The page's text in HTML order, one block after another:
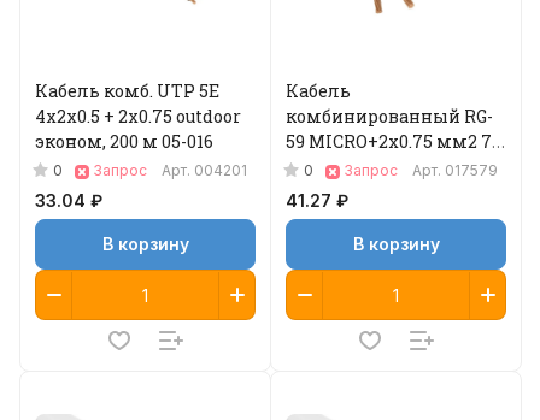
Кабель комб. UTP 5E
4x2x0.5 + 2x0.75 outdoor
эконом, 200 м 05-016
0 Запрос Арт. 004201
33.04 ₽
В корзину
Кабель
комбинированный RG-
59 MICRO+2x0.75 мм2 75
Ом, белый, 200 м 04-620
0 Запрос Арт. 017579
41.27 ₽
В корзину